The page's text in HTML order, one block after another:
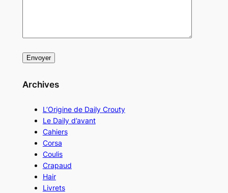
Archives
L’Origine de Daily Crouty
Le Daily d’avant
Cahiers
Corsa
Coulis
Crapaud
Hair
Livrets